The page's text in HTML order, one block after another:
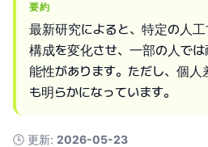
要約
最新研究によると、特定の人
構成を変化させ、一部の人で
能性があります。ただし、個人
も明らかになっています。
🕓 更新: 2026-05-23